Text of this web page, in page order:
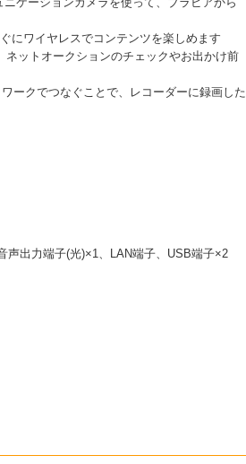
にワイヤレスでコンテンツを楽しめます
ットオークションのチェックやお出かけ前
ークでつなぐことで、レコーダーに録画した
声出力端子(光)×1、LAN端子、USB端子×2